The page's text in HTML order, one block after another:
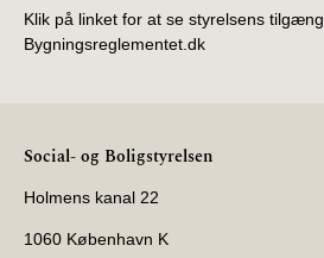
Klik på linket for at se styrelsens
Bygningsreglementet.dk
Social- og Boligstyrelsen
Holmens kanal 22
1060 København K